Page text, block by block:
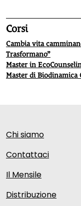
Corsi
Cambia vita
Trasformano”
Master in
Master di Biodinamica
Chi siamo
Contattaci
Il Mensile
Distribuzione